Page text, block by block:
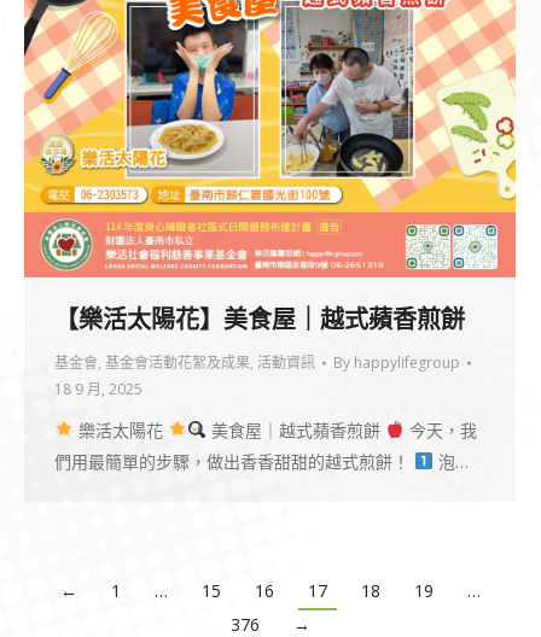
【樂活太陽花】美食屋｜越式蘋香煎餅
基金會, 基金會活動花絮及成果, 活動資訊 By happylifegroup
18 9 月, 2025
樂活太陽花 美食屋｜越式蘋香煎餅
今天，我
們用最簡單的步驟，做出香香甜甜的越式煎餅！
泡…
← 1 … 15 16 17 18 19
…
376
→